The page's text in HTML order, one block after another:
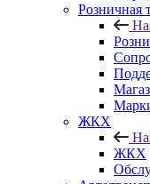
Розничная
ЖКХ
ЖКХ